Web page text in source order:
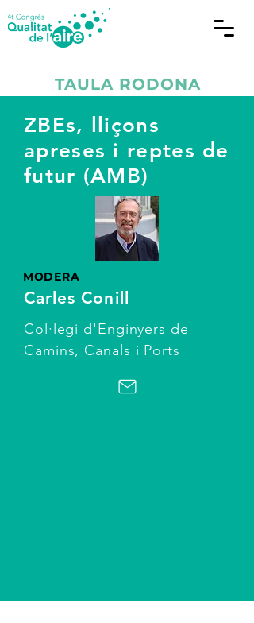
TAULA RODONA
ZBEs, lliçons
apreses i reptes de
futur (AMB)
MODERA
Carles Conill
Col·legi d'Enginyers de
Camins, Canals i Ports